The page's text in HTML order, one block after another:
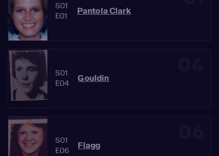
S01
E01
Pantola Clark
S01
E04
Gouldin
S01
E06
Flagg